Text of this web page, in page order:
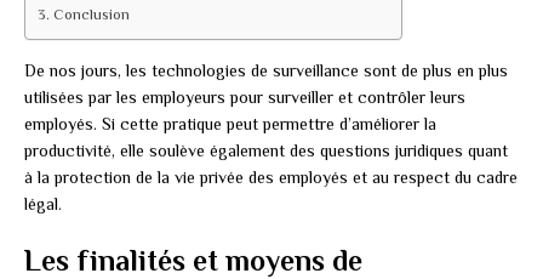
Conclusion
De nos jours, les technologies de surveillance sont de plus en plus
utilisées par les employeurs pour surveiller et contrôler leurs
employés. Si cette pratique peut permettre d’améliorer la
productivité, elle soulève également des questions juridiques quant
à la protection de la vie privée des employés et au respect du cadre
légal.
Les finalités et moyens de